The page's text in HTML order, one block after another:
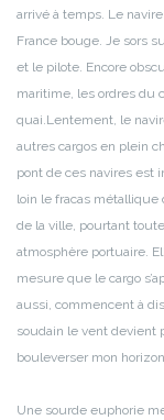
arrivé à temps. Le
France bouge. Je sors
et le pilote. Encore
maritime, les ordres du
quai.Lentement, le
autres cargos en plein
pont de ces navires est
loin le fracas
de la ville, pourtant
atmosphère portuaire.
mesure que le cargo
aussi, commencent à
soudain le vent devient
bouleverser mon
Une sourde euphorie